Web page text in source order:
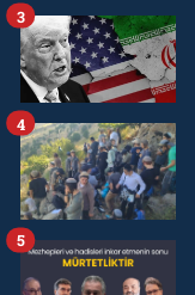
3
4
5